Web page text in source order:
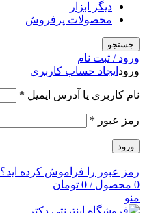
دیگر ابزار
محصولات پرفروش
جستجو
ورود / ثبت نام
ورود ایجاد حساب کاربری
نام کاربری یا آدرس ایمیل *
رمز عبور *
ورود
رمز عبور را فراموش کرده اید؟
0 محصول /
0 تومان
منو